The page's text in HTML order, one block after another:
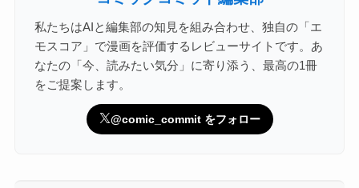
私たちはAIと編集部の知見を組み合わせ、独自の「エ
モスコア」で漫画を評価するレビューサイトです。あ
なたの「今、読みたい気分」に寄り添う、最高の1冊
をご提案します。
@comic_commit をフォロー